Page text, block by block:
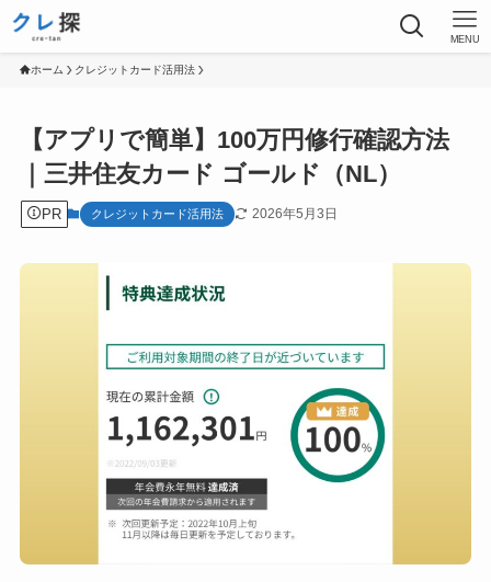
MENU
ホーム クレジットカード活用法
【アプリで簡単】100万円修行確認方法
｜三井住友カード ゴールド（NL）
PR クレジットカード活用法 2026年5月3日